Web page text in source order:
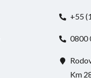
+55
0800
Km